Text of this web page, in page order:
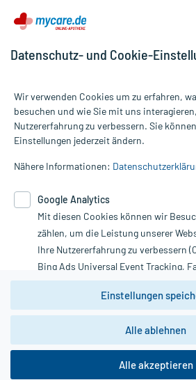
Alle Preise gelten inkl. MwSt., ggf. zzgl.
Informationen auf dieser Website werden
die Untersuchung und Behandlung durch
Therapien eingeleitet werden können. |
Google Analytics. Lesen Sie bitte dazu
unserer Datenschutzerklärung. Für den
nutzen Sie das Formular:
Vertrag widerrufen
*Hinweise zu unseren Aktionen und
Datenschutz- und Cookie-
Wir verwenden Cookies um zu erfahren,
besuchen und wie Sie mit uns
Nutzererfahrung zu verbessern. Sie
Einstellungen jederzeit ändern.
Nähere Informationen:
Google Analytics
Mit diesen Cookies können wir
zählen, um die Leistung unserer
Ihre Nutzererfahrung zu verbessern
Bing Ads Universal Event Tracking,
Youtube-Social Plugin).
Wir weisen darauf hin, dass die
zwingend den Europäischen
DSGVO genügen und ein
Daten dort verarbeitet werden, kann
nachvollzogen werden.
Einstellungen
Alle ablehnen
Alle akzeptieren